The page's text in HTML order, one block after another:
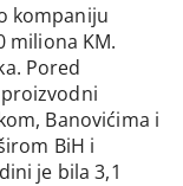
kompaniju
miliona KM.
Pored
Banovićima i
BiH i
je bila 3,1